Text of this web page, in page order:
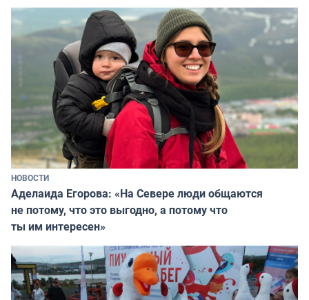
НОВОСТИ
Аделаида Егорова: «На Севере люди общаются
не потому, что это выгодно, а потому что
ты им интересен»